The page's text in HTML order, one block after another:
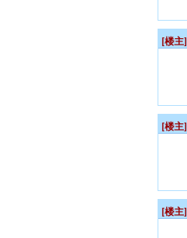
[楼主]
[楼主]
[楼主]